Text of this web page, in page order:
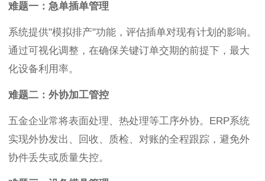
难题一：急单插单管理
系统提供"模拟排产"功能，评估插单对现有计划的影响。
通过可视化调整，在确保关键订单交期的前提下，最大
化设备利用率。
难题二：外协加工管控
五金企业常将表面处理、热处理等工序外协。ERP系统
实现外协发出、回收、质检、对账的全程跟踪，避免外
协件丢失或质量失控。